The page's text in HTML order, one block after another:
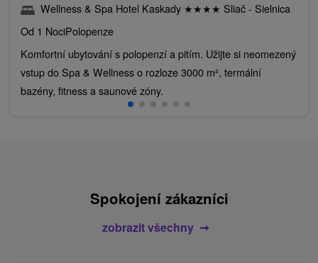
Wellness & Spa Hotel Kaskady ★★★★ Sliač - Sielnica
Od 1 NociPolopenze
Komfortní ubytování s polopenzí a pitím. Užijte si neomezený
vstup do Spa & Wellness o rozloze 3000 m², termální
bazény, fitness a saunové zóny.
Spokojení zákazníci
zobrazit všechny